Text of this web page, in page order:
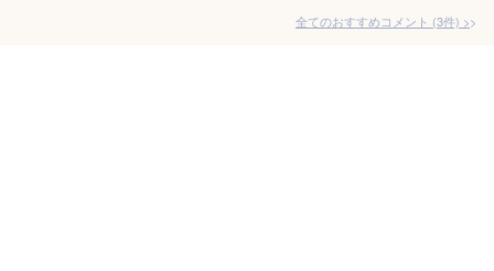
全てのおすすめコメント (3件) >